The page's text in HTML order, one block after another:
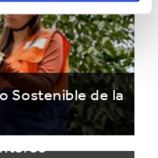
Sostenible de la